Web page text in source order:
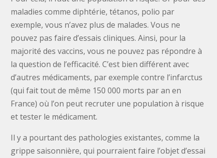
maladies comme diphtérie, tétanos, polio par
exemple, vous n’avez plus de malades. Vous ne
pouvez pas faire d’essais cliniques. Ainsi, pour la
majorité des vaccins, vous ne pouvez pas répondre à
la question de l’efficacité. C’est bien différent avec
d’autres médicaments, par exemple contre l’infarctus
(qui fait tout de même 150 000 morts par an en
France) où l’on peut recruter une population à risque
et tester le médicament.
Il y a pourtant des pathologies existantes, comme la
grippe saisonnière, qui pourraient faire l’objet d’essai